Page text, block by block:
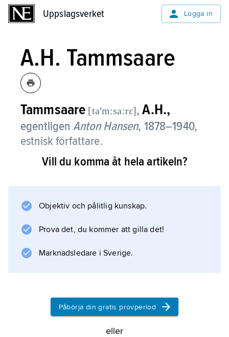
Uppslagsverket Logga in
A.H. Tammsaare
Tammsaare [taʹm:sa:rɛ],A.H.,
egentligen Anton Hansen, 1878–1940,
estnisk författare.
Mest känd i Tammsaares stora produktion är
(’Sanning och rätt’, 1–5, 1926–33), en skildring
Vill du komma åt hela artikeln?
Objektiv och pålitlig kunskap.
Prova det, du kommer att gilla det!
Marknadsledare i Sverige.
Påbörja din gratis provperiod
eller